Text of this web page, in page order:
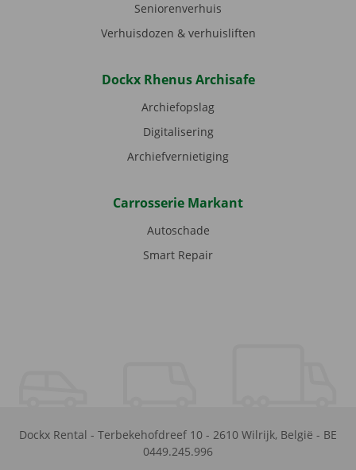
Seniorenverhuis
Verhuisdozen & verhuisliften
Dockx Rhenus Archisafe
Archiefopslag
Digitalisering
Archiefvernietiging
Carrosserie Markant
Autoschade
Smart Repair
Dockx Rental - Terbekehofdreef 10 - 2610 Wilrijk, België - BE
0449.245.996